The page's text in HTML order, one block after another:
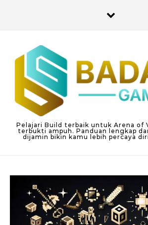
Pelajari Build terbaik untuk Arena of
terbukti ampuh. Panduan lengkap
dijamin bikin kamu lebih percaya